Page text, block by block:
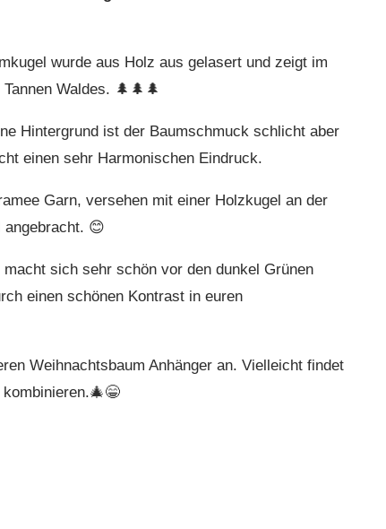
wurde aus Holz aus gelasert und zeigt im
Waldes. 🌲🌲🌲
Hintergrund ist der Baumschmuck schlicht aber
einen sehr Harmonischen Eindruck.
Garn, versehen mit einer Holzkugel an der
angebracht. 😊
sich sehr schön vor den dunkel Grünen
einen schönen Kontrast in euren
Weihnachtsbaum Anhänger an. Vielleicht findet